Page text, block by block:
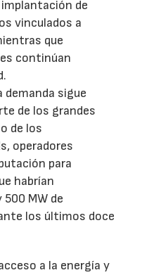
de
vinculados a
que
continúan
demanda sigue
de los grandes
de los
operadores
para
habrían
MW de
los últimos doce
a la energía y